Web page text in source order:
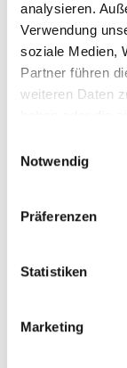
analysieren.
Verwendung
soziale Medien,
Partner führen
weiteren Daten
Notwendig
Präferenzen
Statistiken
Marketing